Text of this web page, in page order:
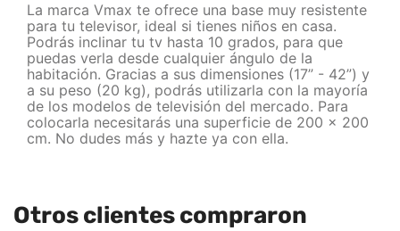
La marca Vmax te ofrece una base muy resistente
para tu televisor, ideal si tienes niños en casa.
Podrás inclinar tu tv hasta 10 grados, para que
puedas verla desde cualquier ángulo de la
habitación. Gracias a sus dimensiones (17” - 42”) y
a su peso (20 kg), podrás utilizarla con la mayoría
de los modelos de televisión del mercado. Para
colocarla necesitarás una superficie de 200 x 200
cm. No dudes más y hazte ya con ella.
Otros clientes compraron